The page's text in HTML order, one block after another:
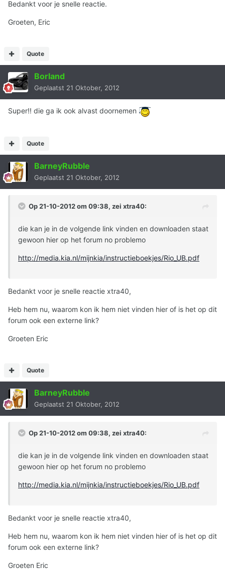
Bedankt voor je snelle reactie.
Groeten, Eric
Quote
Borland
Geplaatst 21 Oktober, 2012
Super!! die ga ik ook alvast doornemen
Quote
BarneyRubble
Geplaatst 21 Oktober, 2012
Op 21-10-2012 om 09:38, zei xtra40:
die kan je in de volgende link vinden en downloaden staat
gewoon hier op het forum no problemo
http://media.kia.nl/mijnkia/instructieboekjes/Rio_UB.pdf
Bedankt voor je snelle reactie xtra40,
Heb hem nu, waarom kon ik hem niet vinden hier of is het op dit
forum ook een externe link?
Groeten Eric
Quote
BarneyRubble
Geplaatst 21 Oktober, 2012
Op 21-10-2012 om 09:38, zei xtra40:
die kan je in de volgende link vinden en downloaden staat
gewoon hier op het forum no problemo
http://media.kia.nl/mijnkia/instructieboekjes/Rio_UB.pdf
Bedankt voor je snelle reactie xtra40,
Heb hem nu, waarom kon ik hem niet vinden hier of is het op dit
forum ook een externe link?
Groeten Eric